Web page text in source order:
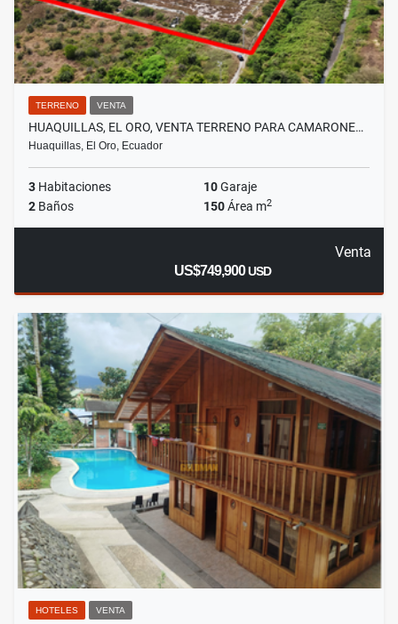
TERRENO VENTA
HUAQUILLAS, EL ORO, VENTA TERRENO PARA CAMARONE…
Huaquillas, El Oro, Ecuador
3 Habitaciones 10Garaje
2 Baños 150Área m2
Venta
US$749,900USD
HOTELES VENTA